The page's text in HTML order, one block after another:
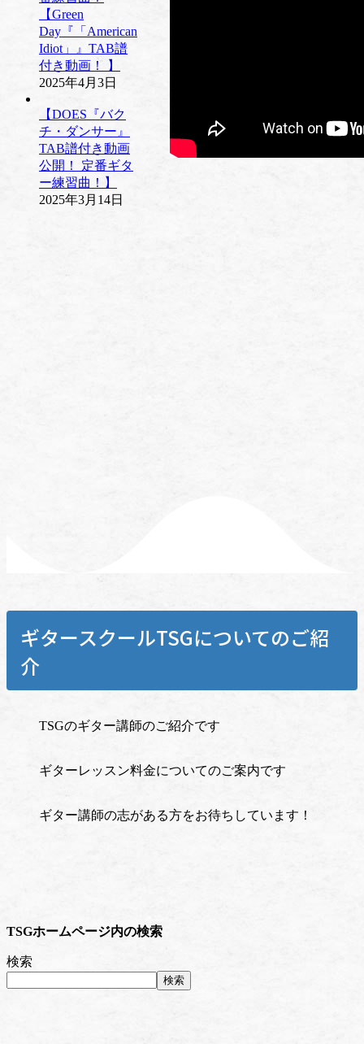
【Green
Day『「American
Idiot」』TAB譜
付き動画！ 】
2025年4月3日
【DOES『バク
チ・ダンサー』
TAB譜付き動画
公開！ 定番ギタ
ー練習曲！】
2025年3月14日
ギタースクールTSGについてのご紹
介
TSGのギター講師のご紹介です
ギターレッスン料金についてのご案内です
ギター講師の志がある方をお待ちしています！
TSGホームページ内の検索
検索
検索